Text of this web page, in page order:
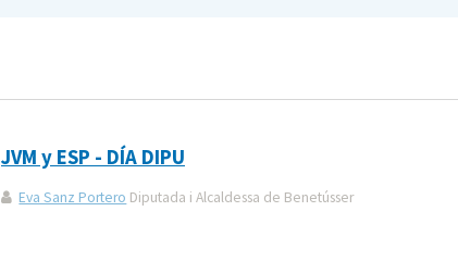
JVM y ESP - DÍA DIPU
Eva Sanz Portero Diputada i Alcaldessa de Benetússer